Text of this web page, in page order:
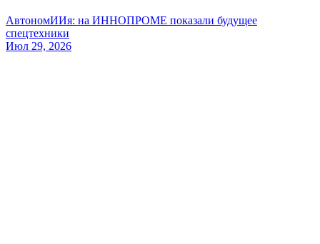
АвтономИИя: на ИННОПРОМЕ показали будущее
спецтехники
Июл 29, 2026